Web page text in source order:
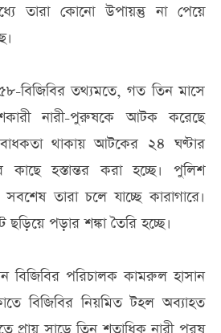
তারা কোনো উপায়ন্তু না পেয়ে
বিজিবির তথ্যমতে, গত তিন মাসে
নারী-পুরুষকে আটক করেছে
থাকায় আটকের ২৪ ঘণ্টার
কাছে হস্তান্তর করা হচ্ছে। পুলিশ
তারা চলে যাচ্ছে কারাগারে।
ছড়িয়ে পড়ার শঙ্কা তৈরি হচ্ছে।
বিজিবির পরিচালক কামরুল হাসান
বিজিবির নিয়মিত টহল অব্যাহত